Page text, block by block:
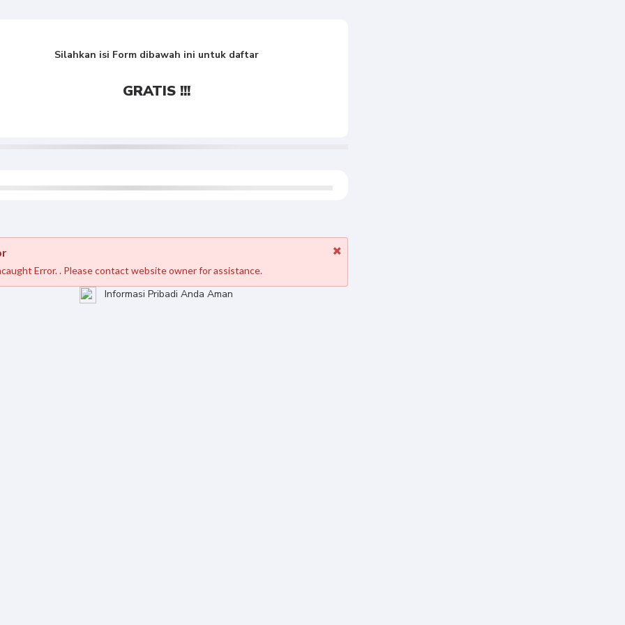
Silahkan isi Form dibawah ini untuk daftar
GRATIS !!!
Error. . Please contact website owner for assistance.
Informasi Pribadi Anda Aman